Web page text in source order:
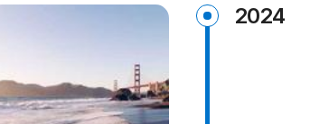
2024